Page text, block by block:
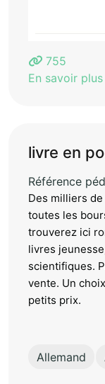
755
En savoir plus
livre en
Référence
Des milliers
toutes les
trouverez ici
livres
scientifiques.
vente. Un
petits prix.
Allemand